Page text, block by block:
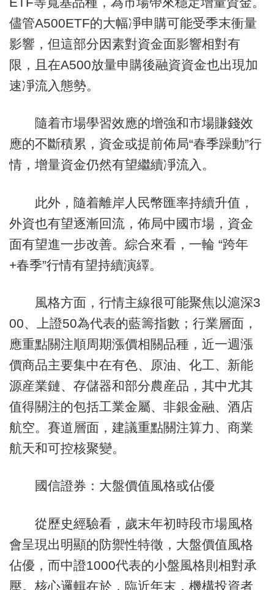
儘管A500ETF的大幅凈申購可能受季末衝量
影響，但這部分因素對資金面影響相對有
限，且在A500放量申購後融資資金也出現加
速凈流入態勢。
隨着市場學習效應的增強和市場賺錢效
應的不斷積累，資金或提前佈局“春季躁動”行
情，增量資金仍然有望繼續凈流入。
此外，隨着離岸人民幣匯率持續升值，
外資也有望逐漸回流，佈局中國市場，資金
面有望進一步改善。綜合來看，一輪 “跨年
+春季”行情有望持續演繹。
風格方面，行情主線很可能聚焦以滬深3
00、上證50為代表的藍籌指數；行業層面，
應重點關注順周期漲價相關品種，近一週漲
價商品主要集中在有色、原油、化工、新能
源産業鏈、存儲器和部分農産品，其中尤其
值得關注的包括工業金屬、非銀金融、酒店
航空。賽道層面，建議重點關注算力、商業
航天和可控核聚變。
國信證券：大盤價值風格或佔優
從歷史經驗看，歲末年初時段市場風格
會呈現出明顯的防禦性特徵，大盤價值風格
佔優，而中證1000代表的小盤風格則相對承
壓。核心邏輯在於，臨近年末，機構投資者